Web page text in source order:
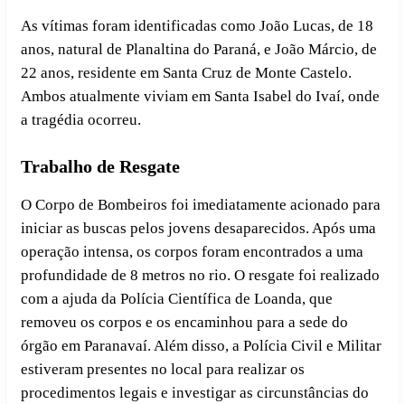
As vítimas foram identificadas como João Lucas, de 18
anos, natural de Planaltina do Paraná, e João Márcio, de
22 anos, residente em Santa Cruz de Monte Castelo.
Ambos atualmente viviam em Santa Isabel do Ivaí, onde
a tragédia ocorreu.
Trabalho de Resgate
O Corpo de Bombeiros foi imediatamente acionado para
iniciar as buscas pelos jovens desaparecidos. Após uma
operação intensa, os corpos foram encontrados a uma
profundidade de 8 metros no rio. O resgate foi realizado
com a ajuda da Polícia Científica de Loanda, que
removeu os corpos e os encaminhou para a sede do
órgão em Paranavaí. Além disso, a Polícia Civil e Militar
estiveram presentes no local para realizar os
procedimentos legais e investigar as circunstâncias do